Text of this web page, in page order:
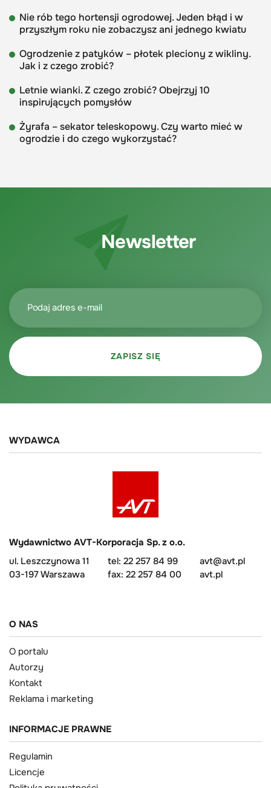
Nie rób tego hortensji ogrodowej. Jeden błąd i w
przyszłym roku nie zobaczysz ani jednego kwiatu
Ogrodzenie z patyków – płotek pleciony z wikliny.
Jak i z czego zrobić?
Letnie wianki. Z czego zrobić? Obejrzyj 10
inspirujących pomysłów
Żyrafa – sekator teleskopowy. Czy warto mieć w
ogrodzie i do czego wykorzystać?
Newsletter
WYDAWCA
Wydawnictwo AVT-Korporacja Sp. z o.o.
ul. Leszczynowa 11
03-197 Warszawa
tel: 22 257 84 99
fax: 22 257 84 00
avt@avt.pl
avt.pl
O NAS
O portalu
Autorzy
Kontakt
Reklama i marketing
INFORMACJE PRAWNE
Regulamin
Licencje